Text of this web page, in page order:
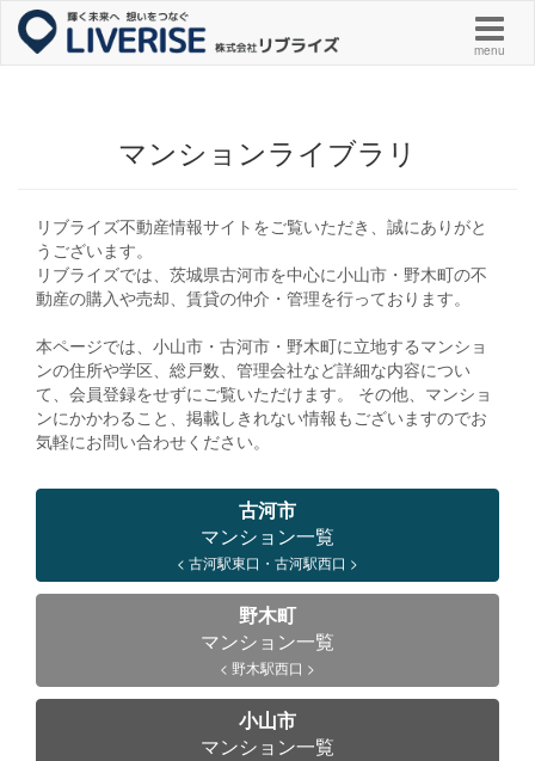
menu
マンションライブラリ
リブライズ不動産情報サイトをご覧いただき、誠にありがと
うございます。
リブライズでは、茨城県古河市を中心に小山市・野木町の不
動産の購入や売却、賃貸の仲介・管理を行っております。
本ページでは、小山市・古河市・野木町に立地するマンショ
ンの住所や学区、総戸数、管理会社など詳細な内容につい
て、会員登録をせずにご覧いただけます。 その他、マンショ
ンにかかわること、掲載しきれない情報もございますのでお
気軽にお問い合わせください。
古河市
マンション一覧
< 古河駅東口・古河駅西口 >
野木町
マンション一覧
< 野木駅西口 >
小山市
マンション一覧